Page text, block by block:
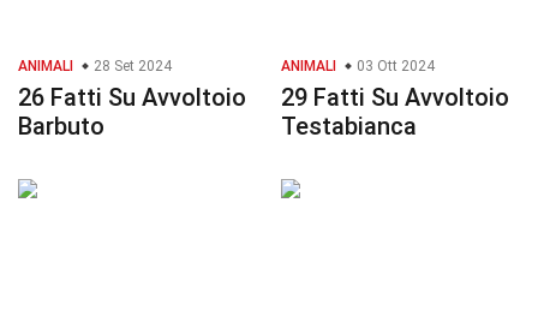
ANIMALI 28 Set 2024
26 Fatti Su Avvoltoio
Barbuto
ANIMALI 03 Ott 2024
29 Fatti Su Avvoltoio
Testabianca